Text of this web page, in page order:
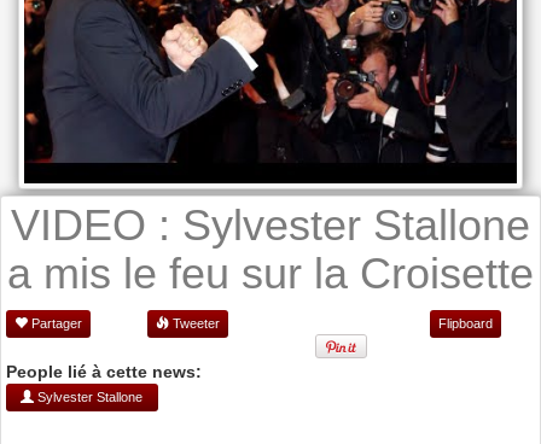
VIDEO : Sylvester Stallone
a mis le feu sur la Croisette
Partager Tweeter Flipboard
People lié à cette news:
Sylvester Stallone